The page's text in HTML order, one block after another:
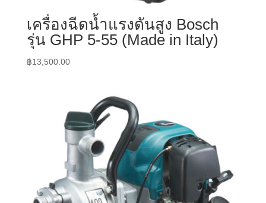
เครื่องฉีดน้ำแรงดันสูง Bosch
รุ่น GHP 5-55 (Made in Italy)
฿13,500.00